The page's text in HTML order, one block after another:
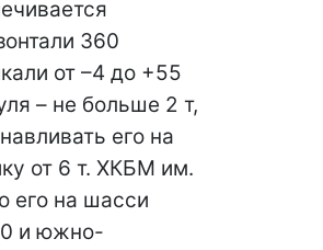
360
от –4 до +55
– не больше 2 т,
его на
от 6 т. ХКБМ им.
его на шасси
и южно-